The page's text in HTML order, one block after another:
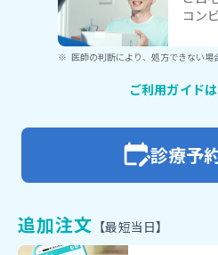
コン
医師の判断により、処方できない場
ご利用ガイド
診療予
追加注文 【最短当日】